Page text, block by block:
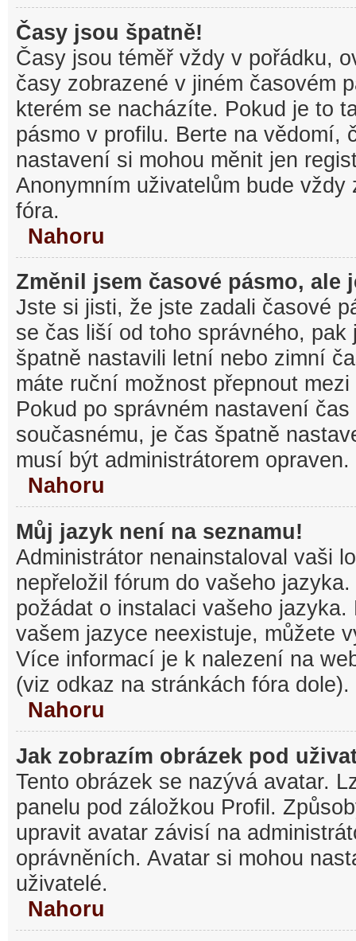
Časy jsou špatně!
Časy jsou téměř vždy v pořádku,
časy zobrazené v jiném časovém
kterém se nacházíte. Pokud je to
pásmo v profilu. Berte na vědomí,
nastavení si mohou měnit jen
Anonymním uživatelům bude
fóra.
Nahoru
Změnil jsem časové pásmo, ale
Jste si jisti, že jste zadali časové
se čas liší od toho správného, pak
špatně nastavili letní nebo zimní
máte ruční možnost přepnout
Pokud po správném nastavení
současnému, je čas špatně
musí být administrátorem opraven.
Nahoru
Můj jazyk není na seznamu!
Administrátor nenainstaloval vaši
nepřeložil fórum do vašeho
požádat o instalaci vašeho
vašem jazyce neexistuje, můžete
Více informací je k nalezení na
(viz odkaz na stránkách fóra dole).
Nahoru
Jak zobrazím obrázek pod
Tento obrázek se nazývá avatar.
panelu pod záložkou Profil.
upravit avatar závisí na
oprávněních. Avatar si mohou
uživatelé.
Nahoru